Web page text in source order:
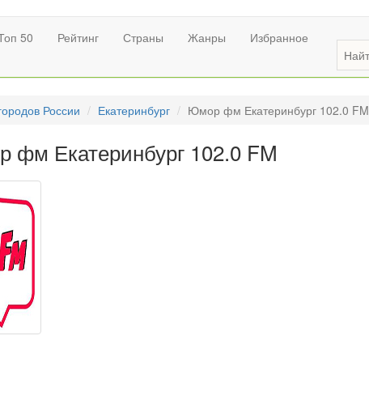
50 Рейтинг Страны Жанры Избранное
России Екатеринбург Юмор фм Екатеринбург 102.0 FM
Екатеринбург 102.0 FM